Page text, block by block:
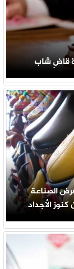
قاضِ شاب
الصناعة
الأجداد